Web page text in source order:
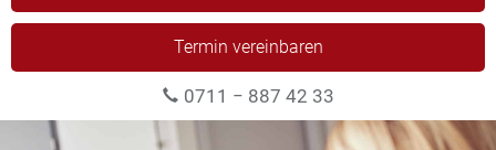
Termin vereinbaren
0711 − 887 42 33